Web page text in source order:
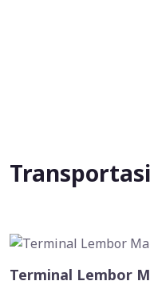
Terminal Lembor